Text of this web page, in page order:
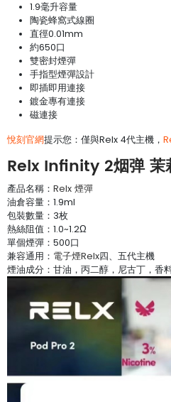
1.9毫升容量
陶瓷蜂窩式線圈
直徑0.01mm
約650口
雙密封煙彈
手指型煙彈設計
即插即用連接
鍍金專有連接
磁連接
悅刻官網提示您：僅與Relx 4代主機，
Relx Infinity 2烟弹 茉
產品名稱： Relx 煙彈
油倉容量：1.9ml
包裝數量：3枚
熱絲阻值：1.0~1.2Ω
單個煙彈：500口
兼容通用： 電子煙Relx四、五代主機
煙油成分：甘油，丙二醇，尼古丁，香